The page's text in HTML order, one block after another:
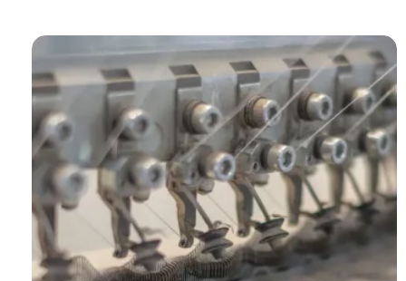
вышивки
при
индивидуализации
головных
уборов?